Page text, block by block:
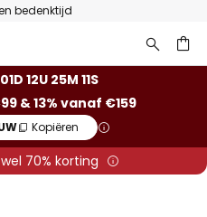
bedenktijd
01D 12U 25M 11S
& 13% vanaf €159
Kopiëren
70% korting